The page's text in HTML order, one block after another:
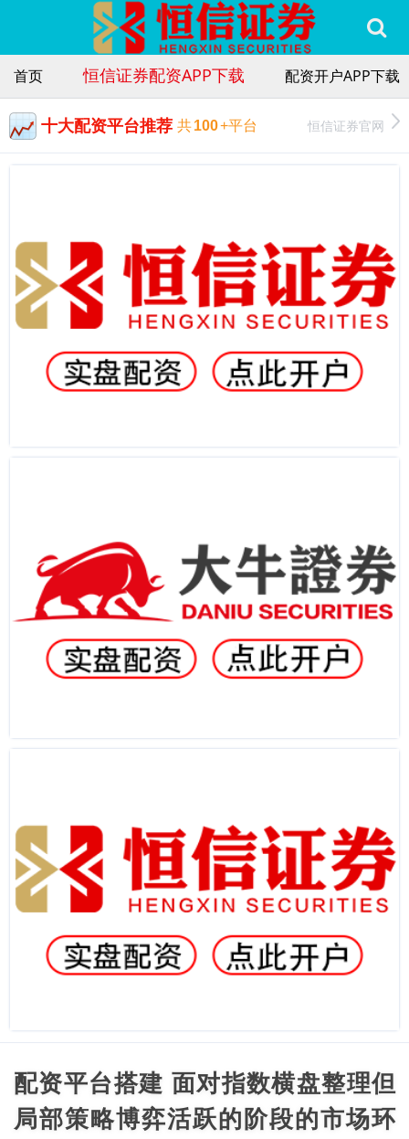
首页 恒信证券配资APP下载 配资开户APP下载
十大配资平台推荐 共100+平台 恒信证券官网
配资平台搭建 面对指数横盘整理但
局部策略博弈活跃的阶段的市场环